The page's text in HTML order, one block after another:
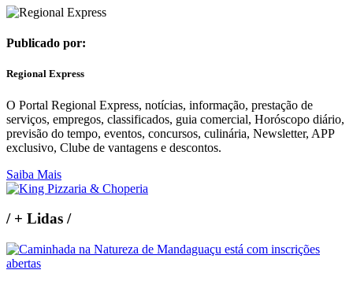
Publicado por:
Regional Express
O Portal Regional Express, notícias, informação, prestação de
serviços, empregos, classificados, guia comercial, Horóscopo diário,
previsão do tempo, eventos, concursos, culinária, Newsletter, APP
exclusivo, Clube de vantagens e descontos.
Saiba Mais
/+ Lidas /